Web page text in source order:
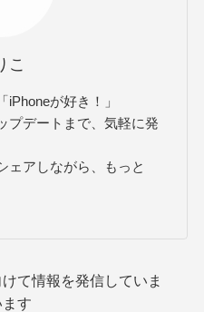
こ
が好き！」
プデートまで、気軽に発
ェアしながら、もっと
て情報を発信していま
す